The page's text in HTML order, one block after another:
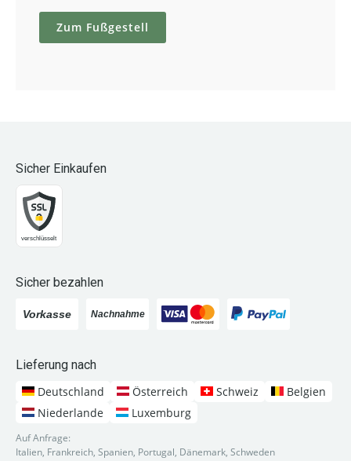
Zum Fußgestell
Sicher Einkaufen
Sicher bezahlen
Lieferung nach
Deutschland
Österreich Schweiz
Belgien
Niederlande
Luxemburg
Auf Anfrage:
Italien, Frankreich, Spanien, Portugal, Dänemark, Schweden